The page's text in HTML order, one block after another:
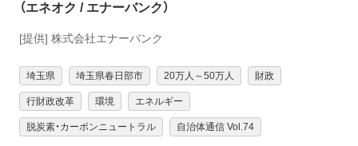
（エネオク / エナーバンク）
[提供] 株式会社エナーバンク
埼玉県 埼玉県春日部市 20万人～50万人 財政
行財政改革 環境 エネルギー
脱炭素・カーボンニュートラル 自治体通信 Vol.74